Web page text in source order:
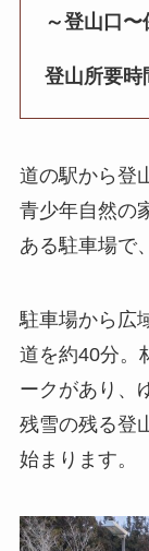
～登山口
登山所要
道の駅から登
青少年自然の
ある駐車場で
駐車場から広
道を約40分。
ークがあり、
残雪の残る登
始まります。